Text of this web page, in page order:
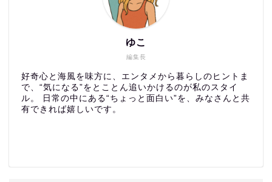
編集長
ゆこ
好奇心と海風を味方に、エンタメから暮らしのヒントま
で、“気になる”をとことん追いかけるのが私のスタイ
ル。 日常の中にある“ちょっと面白い”を、みなさんと共
有できれば嬉しいです。